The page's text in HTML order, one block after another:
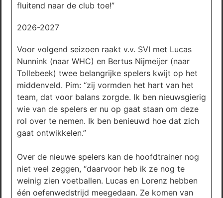
fluitend naar de club toe!”
2026-2027
Voor volgend seizoen raakt v.v. SVI met Lucas
Nunnink (naar WHC) en Bertus Nijmeijer (naar
Tollebeek) twee belangrijke spelers kwijt op het
middenveld. Pim: “zij vormden het hart van het
team, dat voor balans zorgde. Ik ben nieuwsgierig
wie van de spelers er nu op gaat staan om deze
rol over te nemen. Ik ben benieuwd hoe dat zich
gaat ontwikkelen.”
Over de nieuwe spelers kan de hoofdtrainer nog
niet veel zeggen, “daarvoor heb ik ze nog te
weinig zien voetballen. Lucas en Lorenz hebben
één oefenwedstrijd meegedaan. Ze komen van